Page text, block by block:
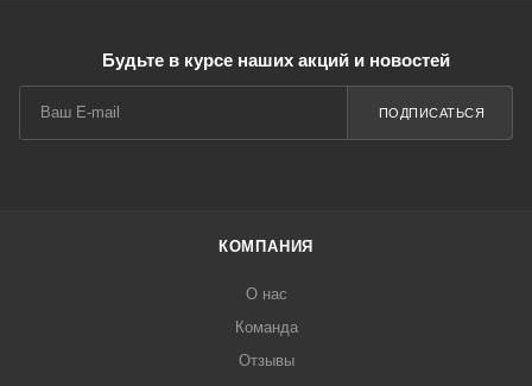
Будьте в курсе наших акций и новостей
ПОДПИСАТЬСЯ
КОМПАНИЯ
О нас
Команда
Отзывы